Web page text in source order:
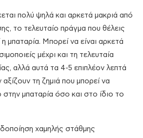
πολύ ψηλά και αρκετά μακριά από
το τελευταίο πράγμα που θέλεις
η μπαταρία. Μπορεί να είναι αρκετά
μέχρι και τη τελευταία
αλλά αυτά τα 4-5 επιπλέον λεπτά
τη ζημιά που μπορεί να
μπαταρία όσο και στο ίδιο το
χαμηλής στάθμης